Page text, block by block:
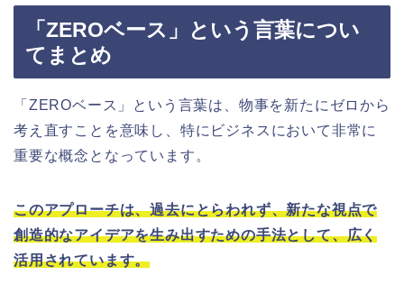
「ZEROベース」という言葉につい
てまとめ
「ZEROベース」という言葉は、物事を新たにゼロから
考え直すことを意味し、特にビジネスにおいて非常に
重要な概念となっています。
このアプローチは、過去にとらわれず、新たな視点で
創造的なアイデアを生み出すための手法として、広く
活用されています。